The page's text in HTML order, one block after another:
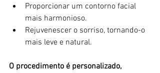
Proporcionar um contorno facial
mais harmonioso.
Rejuvenescer o sorriso, tornando-o
mais leve e natural.
O procedimento é personalizado,